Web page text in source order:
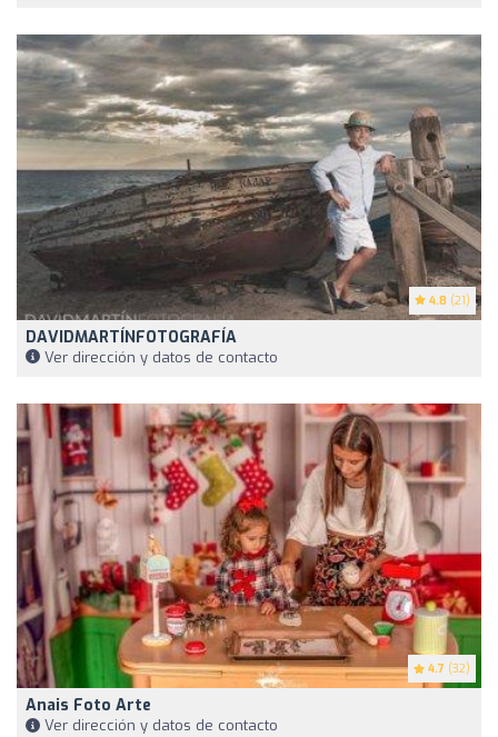
4.8 (21)
DAVIDMARTÍNFOTOGRAFÍA
Ver dirección y datos de contacto
4.7 (32)
Anais Foto Arte
Ver dirección y datos de contacto